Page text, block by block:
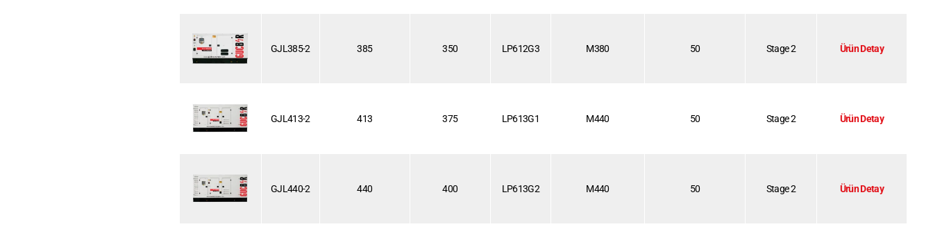
GJL385-2 385 350 LP612G3 M380 50 Stage 2 Ürün Detay
GJL413-2 413 375 LP613G1 M440 50 Stage 2 Ürün Detay
GJL440-2 440 400 LP613G2 M440 50 Stage 2 Ürün Detay